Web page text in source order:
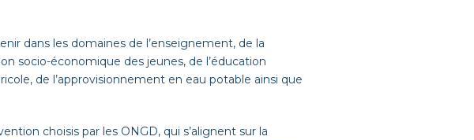
dans les domaines de l’enseignement, de la
socio-économique des jeunes, de l’éducation
de l’approvisionnement en eau potable ainsi que
choisis par les ONGD, qui s’alignent sur la